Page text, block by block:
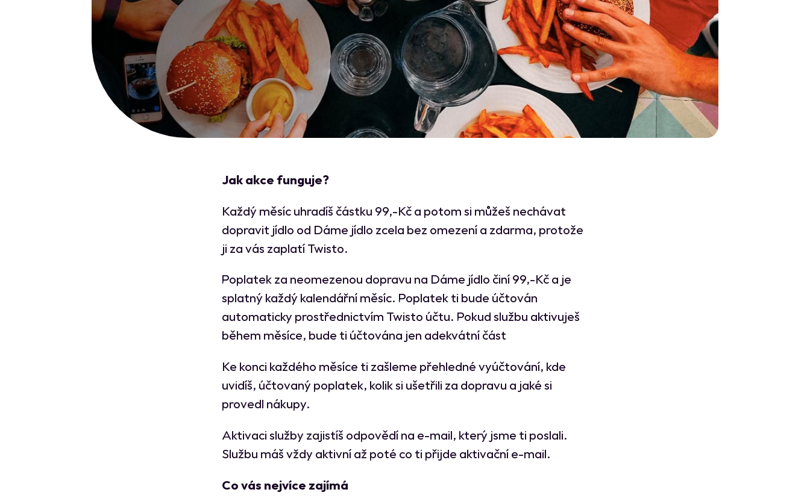
Jak akce funguje?
Každý měsíc uhradíš částku 99,-Kč a potom si můžeš nechávat
dopravit jídlo od Dáme jídlo zcela bez omezení a zdarma, protože
ji za vás zaplatí Twisto.
Poplatek za neomezenou dopravu na Dáme jídlo činí 99,-Kč a je
splatný každý kalendářní měsíc. Poplatek ti bude účtován
automaticky prostřednictvím Twisto účtu. Pokud službu aktivuješ
během měsíce, bude ti účtována jen adekvátní část
Ke konci každého měsíce ti zašleme přehledné vyúčtování, kde
uvidíš, účtovaný poplatek, kolik si ušetřili za dopravu a jaké si
provedl nákupy.
Aktivaci služby zajistíš odpovědí na e-mail, který jsme ti poslali.
Službu máš vždy aktivní až poté co ti přijde aktivační e-mail.
Co vás nejvíce zajímá